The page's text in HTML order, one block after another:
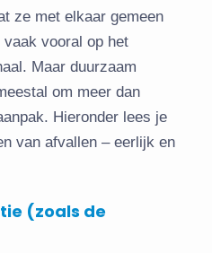
ze met elkaar gemeen
vooral op het
Maar duurzaam
om meer dan
Hieronder lees je
van afvallen – eerlijk en
(zoals de